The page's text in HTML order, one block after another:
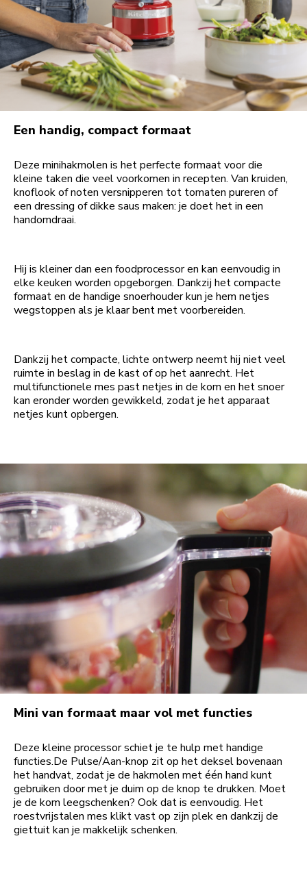
Een handig, compact formaat
Deze minihakmolen is het perfecte formaat voor die
kleine taken die veel voorkomen in recepten. Van kruiden,
knoflook of noten versnipperen tot tomaten pureren of
een dressing of dikke saus maken: je doet het in een
handomdraai.
Hij is kleiner dan een foodprocessor en kan eenvoudig in
elke keuken worden opgeborgen. Dankzij het compacte
formaat en de handige snoerhouder kun je hem netjes
wegstoppen als je klaar bent met voorbereiden.
Dankzij het compacte, lichte ontwerp neemt hij niet veel
ruimte in beslag in de kast of op het aanrecht. Het
multifunctionele mes past netjes in de kom en het snoer
kan eronder worden gewikkeld, zodat je het apparaat
netjes kunt opbergen.
Mini van formaat maar vol met functies
Deze kleine processor schiet je te hulp met handige
functies.De Pulse/Aan-knop zit op het deksel bovenaan
het handvat, zodat je de hakmolen met één hand kunt
gebruiken door met je duim op de knop te drukken. Moet
je de kom leegschenken? Ook dat is eenvoudig. Het
roestvrijstalen mes klikt vast op zijn plek en dankzij de
giettuit kan je makkelijk schenken.